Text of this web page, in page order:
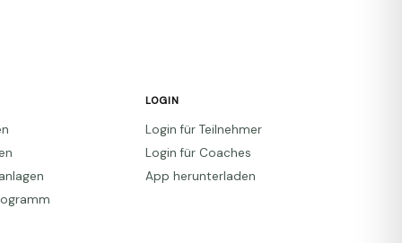
LOGIN
Login für Teilnehmer
Login für Coaches
App herunterladen